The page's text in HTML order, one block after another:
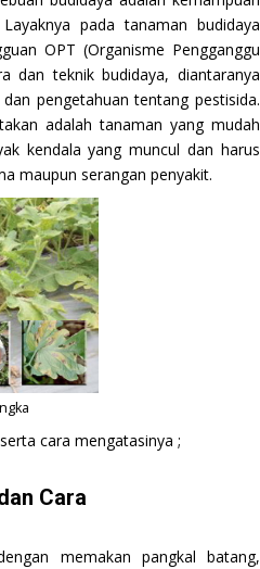
pada tanaman budidaya
OPT (Organisme Pengganggu
dan teknik budidaya, diantaranya
pengetahuan tentang pestisida.
adalah tanaman yang mudah
kendala yang muncul dan harus
maupun serangan penyakit.
cara mengatasinya ;
Cara
memakan pangkal batang,